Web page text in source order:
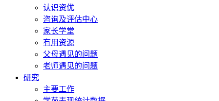
认识资优
咨询及评估中心
家长学堂
有用资源
父母遇见的问题
老师遇见的问题
研究
主要工作